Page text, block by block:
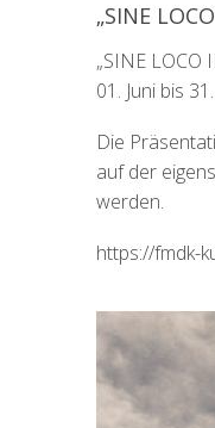
„SINE
„SINE LOCO
01. Juni bis
Die
auf der
werden.
https://fmdk-